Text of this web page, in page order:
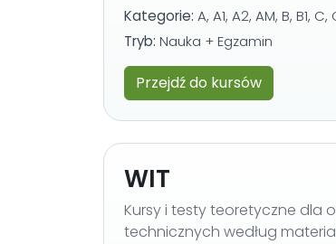
Kategorie: A, A1, A2, AM, B, B1, C,
Tryb: Nauka + Egzamin
Przejdź do kursów
WIT
Kursy i testy teoretyczne dla
technicznych według